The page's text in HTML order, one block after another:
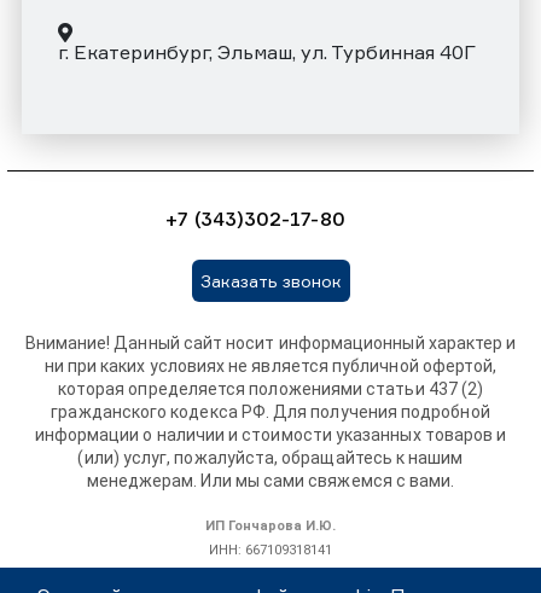
г. Екатеринбург, Эльмаш, ул. Турбинная 40Г
+7 (343)302-17-80
Заказать звонок
Внимание! Данный сайт носит информационный характер и
ни при каких условиях не является публичной офертой,
которая определяется положениями статьи 437 (2)
гражданского кодекса РФ. Для получения подробной
информации о наличии и стоимости указанных товаров и
(или) услуг, пожалуйста, обращайтесь к нашим
менеджерам. Или мы сами свяжемся с вами.
ИП Гончарова И.Ю.
ИНН: 667109318141